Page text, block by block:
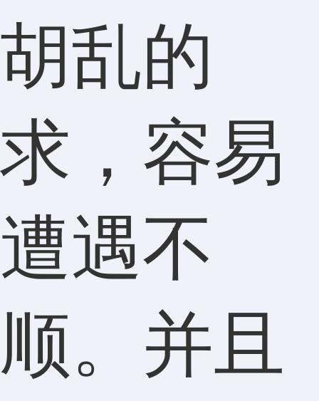
胡乱的
求，容易
遭遇不
顺。并且